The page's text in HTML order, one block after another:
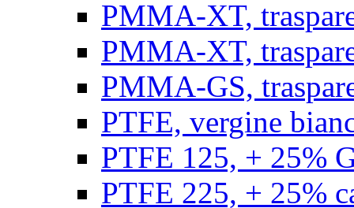
PMMA-XT,
PMMA-XT,
PMMA-GS,
PTFE, vergine
PTFE 125, + 25%
PTFE 225, + 25%